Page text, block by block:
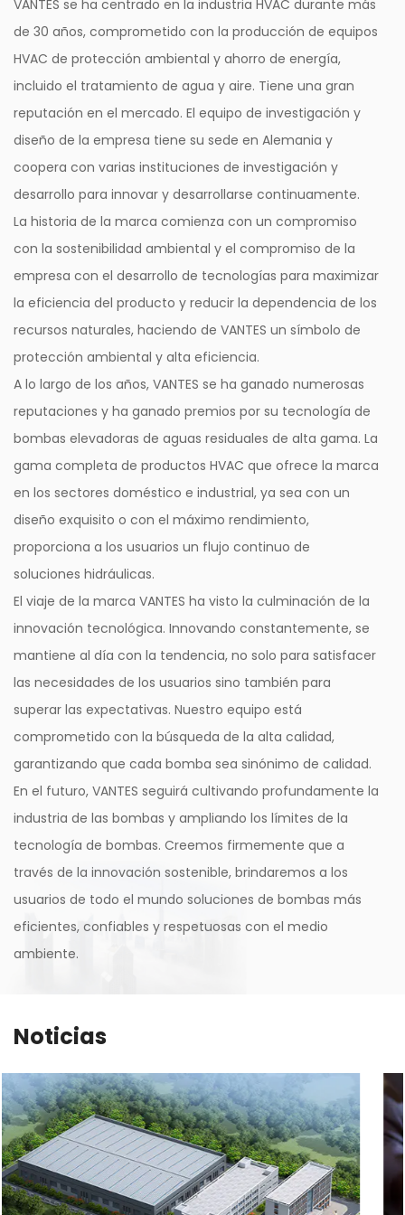
motor de imán permanente de alta eficiencia, su
sistema de control electrónico inteligente y sus
componentes de alta calidad, esta bomba
proporciona un excelente rendimiento y reduce
significativamente el consumo de energía. Ya sea
para uso comercial o industrial, la bomba VPSA
ofrece confiabilidad y eficiencia, lo que garantiza
una experiencia de circulación de fluidos.
VANTES se ha centrado en la industria HVAC durante más
de 30 años, comprometido con la producción de equipos
HVAC de protección ambiental y ahorro de energía,
incluido el tratamiento de agua y aire. Tiene una gran
reputación en el mercado. El equipo de investigación y
diseño de la empresa tiene su sede en Alemania y
coopera con varias instituciones de investigación y
desarrollo para innovar y desarrollarse continuamente.
La historia de la marca comienza con un compromiso
con la sostenibilidad ambiental y el compromiso de la
empresa con el desarrollo de tecnologías para maximizar
la eficiencia del producto y reducir la dependencia de los
recursos naturales, haciendo de VANTES un símbolo de
protección ambiental y alta eficiencia.
A lo largo de los años, VANTES se ha ganado numerosas
reputaciones y ha ganado premios por su tecnología de
bombas elevadoras de aguas residuales de alta gama. La
gama completa de productos HVAC que ofrece la marca
en los sectores doméstico e industrial, ya sea con un
diseño exquisito o con el máximo rendimiento,
proporciona a los usuarios un flujo continuo de
soluciones hidráulicas.
El viaje de la marca VANTES ha visto la culminación de la
innovación tecnológica. Innovando constantemente, se
mantiene al día con la tendencia, no solo para satisfacer
las necesidades de los usuarios sino también para
superar las expectativas. Nuestro equipo está
comprometido con la búsqueda de la alta calidad,
garantizando que cada bomba sea sinónimo de calidad.
En el futuro, VANTES seguirá cultivando profundamente la
industria de las bombas y ampliando los límites de la
tecnología de bombas. Creemos firmemente que a
través de la innovación sostenible, brindaremos a los
usuarios de todo el mundo soluciones de bombas más
eficientes, confiables y respetuosas con el medio
ambiente.
Noticias